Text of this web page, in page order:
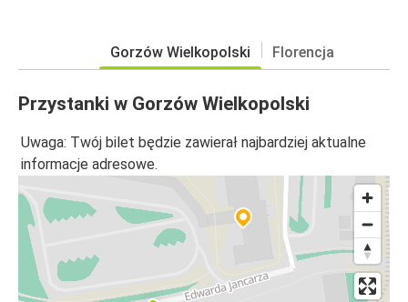
Gorzów Wielkopolski Florencja
Przystanki w Gorzów Wielkopolski
Uwaga: Twój bilet będzie zawierał najbardziej aktualne
informacje adresowe.